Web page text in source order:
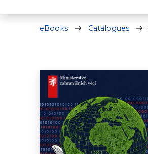
eBooks Catalogues